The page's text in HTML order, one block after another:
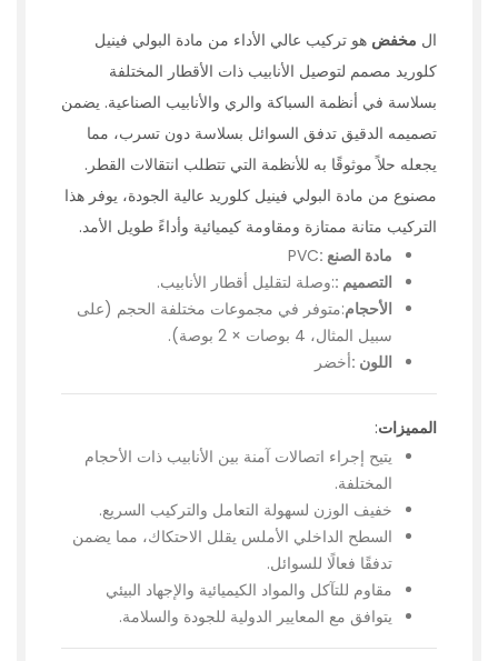
ال مخفض هو تركيب عالي الأداء من مادة البولي فينيل
كلوريد مصمم لتوصيل الأنابيب ذات الأقطار المختلفة
بسلاسة في أنظمة السباكة والري والأنابيب الصناعية. يضمن
تصميمه الدقيق تدفق السوائل بسلاسة دون تسرب، مما
يجعله حلاً موثوقًا به للأنظمة التي تتطلب انتقالات القطر.
مصنوع من مادة البولي فينيل كلوريد عالية الجودة، يوفر هذا
التركيب متانة ممتازة ومقاومة كيميائية وأداءً طويل الأمد.
مادة الصنع :PVC
التصميم ::وصلة لتقليل أقطار الأنابيب.
الأحجام:متوفر في مجموعات مختلفة الحجم (على
سبيل المثال، 4 بوصات × 2 بوصة).
اللون :أخضر
المميزات:
يتيح إجراء اتصالات آمنة بين الأنابيب ذات الأحجام
المختلفة.
خفيف الوزن لسهولة التعامل والتركيب السريع.
السطح الداخلي الأملس يقلل الاحتكاك، مما يضمن
تدفقًا فعالًا للسوائل.
مقاوم للتآكل والمواد الكيميائية والإجهاد البيئي
يتوافق مع المعايير الدولية للجودة والسلامة.